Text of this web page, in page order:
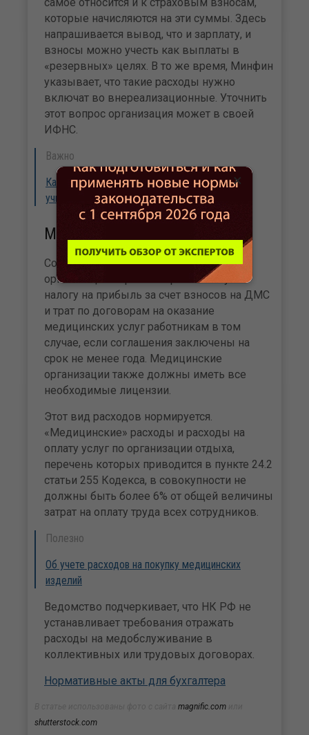
которые начисляются на эти суммы. Здесь
напрашивается вывод, что и зарплату, и
взносы можно учесть как выплаты в
«резервных» целях. В то же время, Минфин
указывает, что такие расходы нужно
включат во внереализационные. Уточнить
этот вопрос организация может в своей
ИФНС.
Важно
Какие "коронавирусные" субсидии нужно
учитывать в доходах?
Медобслуживание
Согласно пункту 16 статьи 255 НК РФ,
организация вправе сократить базу по
налогу на прибыль за счет взносов на ДМС
и трат по договорам на оказание
медицинских услуг работникам в том
случае, если соглашения заключены на
срок не менее года. Медицинские
организации также должны иметь все
необходимые лицензии.
Этот вид расходов нормируется.
«Медицинские» расходы и расходы на
оплату услуг по организации отдыха,
перечень которых приводится в пункте 24.2
статьи 255 Кодекса, в совокупности не
должны быть более 6% от общей величины
затрат на оплату труда всех сотрудников.
Полезно
Об учете расходов на покупку медицинских
изделий
Ведомство подчеркивает, что НК РФ не
устанавливает требования отражать
расходы на медобслуживание в
коллективных или трудовых договорах.
Нормативные акты для бухгалтера
magnific.com
shutterstock.com
×